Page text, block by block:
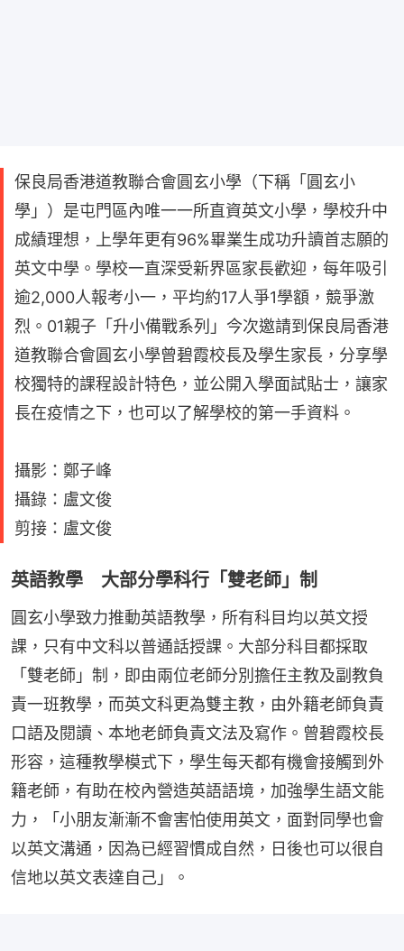
保良局香港道教聯合會圓玄小學（下稱「圓玄小
學」）是屯門區內唯一一所直資英文小學，學校升中
成績理想，上學年更有96%畢業生成功升讀首志願的
英文中學。學校一直深受新界區家長歡迎，每年吸引
逾2,000人報考小一，平均約17人爭1學額，競爭激
烈。01親子「升小備戰系列」今次邀請到保良局香港
道教聯合會圓玄小學曾碧霞校長及學生家長，分享學
校獨特的課程設計特色，並公開入學面試貼士，讓家
長在疫情之下，也可以了解學校的第一手資料。
攝影：鄭子峰
攝錄：盧文俊
剪接：盧文俊
英語教學 大部分學科行「雙老師」制
圓玄小學致力推動英語教學，所有科目均以英文授
課，只有中文科以普通話授課。大部分科目都採取
「雙老師」制，即由兩位老師分別擔任主教及副教負
責一班教學，而英文科更為雙主教，由外籍老師負責
口語及閱讀、本地老師負責文法及寫作。曾碧霞校長
形容，這種教學模式下，學生每天都有機會接觸到外
籍老師，有助在校內營造英語語境，加強學生語文能
力，「小朋友漸漸不會害怕使用英文，面對同學也會
以英文溝通，因為已經習慣成自然，日後也可以很自
信地以英文表達自己」。